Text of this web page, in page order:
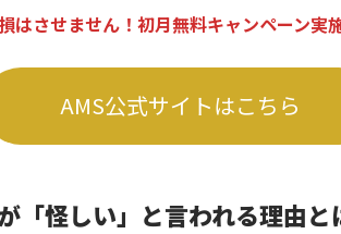
はさせません！初月無料キャンペーン実
AMS公式サイトはこちら
「怪しい」と言われる理由と